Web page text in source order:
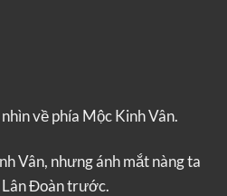
về phía Mộc Kinh Vân.
Vân, nhưng ánh mắt nàng ta
Lân Đoàn trước.